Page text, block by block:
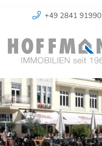
+49 2841 91990